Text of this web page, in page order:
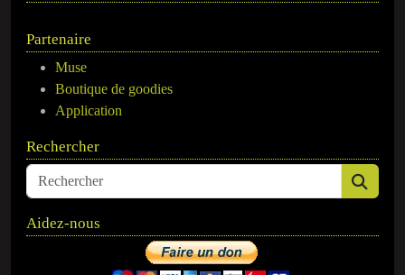
Partenaire
Muse
Boutique de goodies
Application
Rechercher
Aidez-nous